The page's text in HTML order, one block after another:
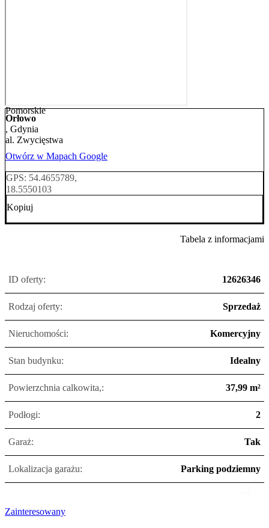
Pomorskie
Orłowo
, Gdynia
al. Zwycięstwa
Otwórz w Mapach Google
GPS: 54.4655789,
18.5550103
Kopiuj
Tabela z informacjami
ID oferty: 12626346
Rodzaj oferty: Sprzedaż
Nieruchomości: Komercyjny
Stan budynku: Idealny
Powierzchnia calkowita,: 37,99 m²
Podłogi: 2
Garaż: Tak
Lokalizacja garażu: Parking podziemny
Zainteresowany